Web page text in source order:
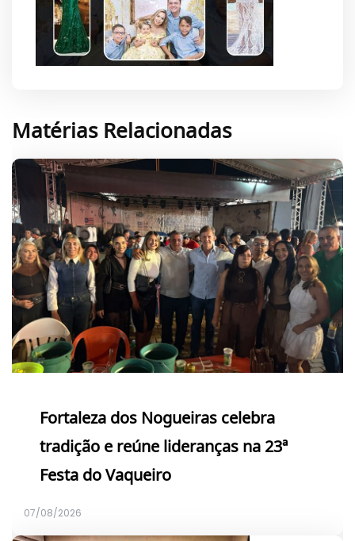
Matérias Relacionadas
Fortaleza dos Nogueiras celebra
tradição e reúne lideranças na 23ª
Festa do Vaqueiro
07/08/2026